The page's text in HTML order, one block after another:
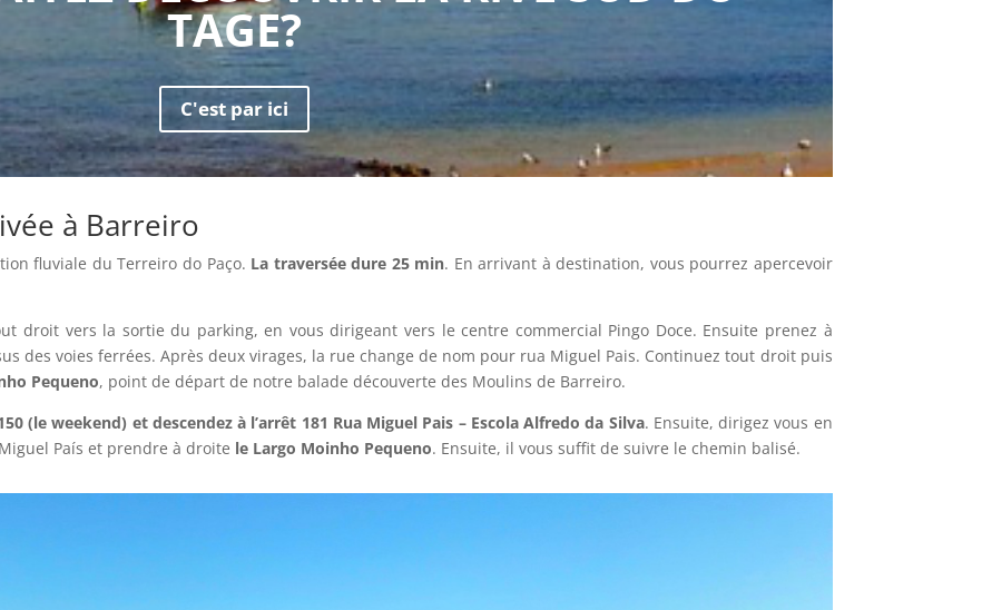
TAGE?
C'est par ici
à Barreiro
fluviale du Terreiro do Paço. La traversée dure 25 min. En arrivant à destination, vous pourrez apercevoir
droit vers la sortie du parking, en vous dirigeant vers le centre commercial Pingo Doce. Ensuite prenez à
des voies ferrées. Après deux virages, la rue change de nom pour rua Miguel Pais. Continuez tout droit puis
Pequeno, point de départ de notre balade découverte des Moulins de Barreiro.
(le weekend) et descendez à l’arrêt 181 Rua Miguel Pais – Escola Alfredo da Silva. Ensuite, dirigez vous en
País et prendre à droite le Largo Moinho Pequeno. Ensuite, il vous suffit de suivre le chemin balisé.